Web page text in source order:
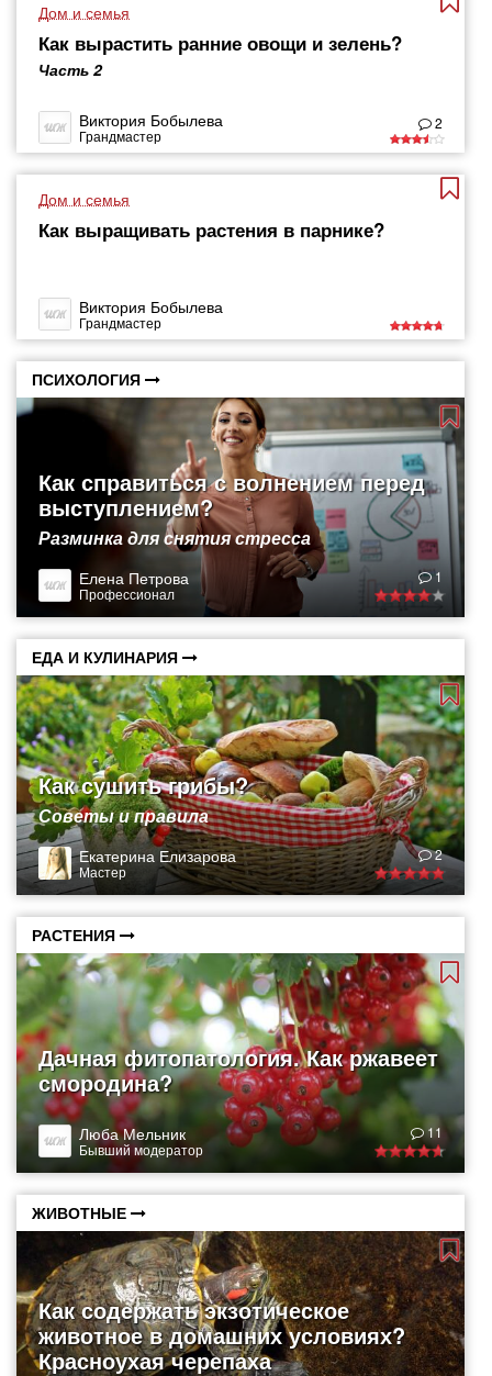
Дом и семья
Как вырастить ранние овощи и зелень?
Часть 2
Виктория Бобылева
Грандмастер
2
Дом и семья
Как выращивать растения в парнике?
Виктория Бобылева
Грандмастер
ПСИХОЛОГИЯ
Как справиться с волнением перед
выступлением?
Разминка для снятия стресса
Елена Петрова
Профессионал
1
ЕДА И КУЛИНАРИЯ
Как сушить грибы?
Советы и правила
Екатерина Елизарова
Мастер
2
РАСТЕНИЯ
Дачная фитопатология. Как ржавеет
смородина?
Люба Мельник
Бывший модератор
11
ЖИВОТНЫЕ
Как содержать экзотическое
животное в домашних условиях?
Красноухая черепаха